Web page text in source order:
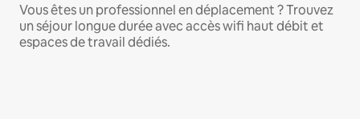
Vous êtes un professionnel en déplacement ? Trouvez
un séjour longue durée avec accès wifi haut débit et
espaces de travail dédiés.